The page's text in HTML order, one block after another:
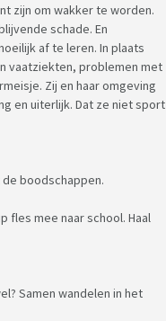
zijn om wakker te worden.
schade. En
af te leren. In plaats
vaatziekten, problemen met
Zij en haar omgeving
en uiterlijk. Dat ze niet sport
boodschappen.
fles mee naar school. Haal
Samen wandelen in het